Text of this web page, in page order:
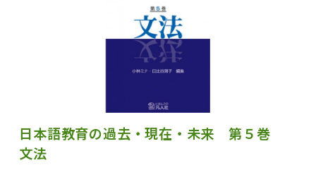
日本語教育の過去・現在・未来 第５巻
文法